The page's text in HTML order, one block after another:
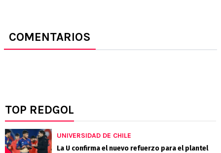
COMENTARIOS
TOP REDGOL
UNIVERSIDAD DE CHILE
La U confirma el nuevo refuerzo para el plantel